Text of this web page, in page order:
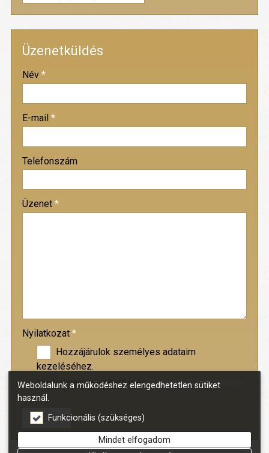
Üzenetküldés
-
Név *
E-mail *
Telefonszám
Üzenet *
Nyilatkozat *
Hozzájárulok személyes adataim
kezeléséhez.
Ide kattintva tekinthető meg:Adatvédelmi nyilatkozat
Elküld
Weboldalunk a működéshez elengedhetetlen sütiket
használ.
Funkcionális (szükséges)
Mindet elfogadom